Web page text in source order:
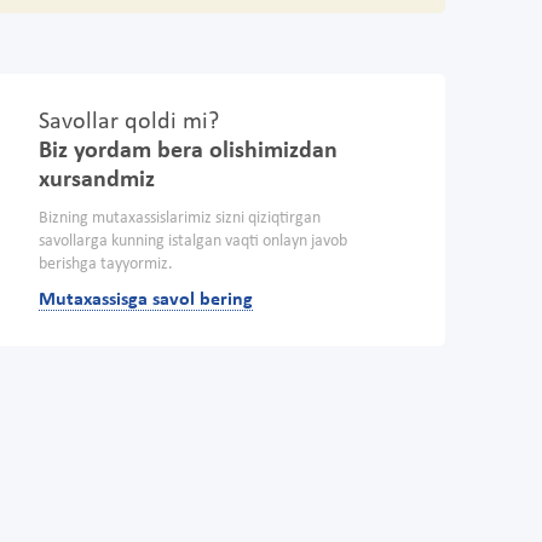
Savollar qoldi mi?
Biz yordam bera olishimizdan
xursandmiz
Bizning mutaxassislarimiz sizni qiziqtirgan
savollarga kunning istalgan vaqti onlayn javob
berishga tayyormiz.
Mutaxassisga savol bering